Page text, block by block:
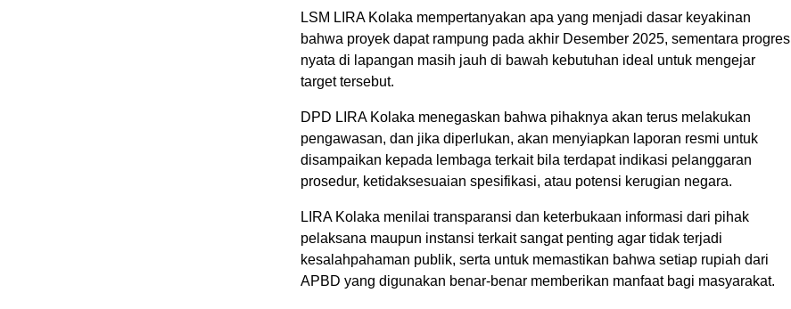
LSM LIRA Kolaka mempertanyakan apa yang menjadi dasar keyakinan
bahwa proyek dapat rampung pada akhir Desember 2025, sementara progres
nyata di lapangan masih jauh di bawah kebutuhan ideal untuk mengejar
target tersebut.
DPD LIRA Kolaka menegaskan bahwa pihaknya akan terus melakukan
pengawasan, dan jika diperlukan, akan menyiapkan laporan resmi untuk
disampaikan kepada lembaga terkait bila terdapat indikasi pelanggaran
prosedur, ketidaksesuaian spesifikasi, atau potensi kerugian negara.
LIRA Kolaka menilai transparansi dan keterbukaan informasi dari pihak
pelaksana maupun instansi terkait sangat penting agar tidak terjadi
kesalahpahaman publik, serta untuk memastikan bahwa setiap rupiah dari
APBD yang digunakan benar-benar memberikan manfaat bagi masyarakat.